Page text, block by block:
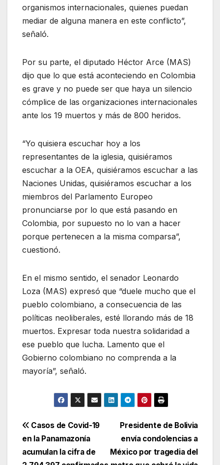
organismos internacionales, quienes puedan
mediar de alguna manera en este conflicto”,
señaló.
Por su parte, el diputado Héctor Arce (MAS)
dijo que lo que está aconteciendo en Colombia
es grave y no puede ser que haya un silencio
cómplice de las organizaciones internacionales
ante los 19 muertos y más de 800 heridos.
“Yo quisiera escuchar hoy a los
representantes de la iglesia, quisiéramos
escuchar a la OEA, quisiéramos escuchar a las
Naciones Unidas, quisiéramos escuchar a los
miembros del Parlamento Europeo
pronunciarse por lo que está pasando en
Colombia, por supuesto no lo van a hacer
porque pertenecen a la misma comparsa”,
cuestionó.
En el mismo sentido, el senador Leonardo
Loza (MAS) expresó que “duele mucho que el
pueblo colombiano, a consecuencia de las
políticas neoliberales, esté llorando más de 18
muertos. Expresar toda nuestra solidaridad a
ese pueblo que lucha. Lamento que el
Gobierno colombiano no comprenda a la
mayoría”, señaló.
Navegación
de
Presidente de Bolivia
envía condolencias a
México por tragedia del
Casos de Covid-19
en la Panamazonía
acumulan la cifra de